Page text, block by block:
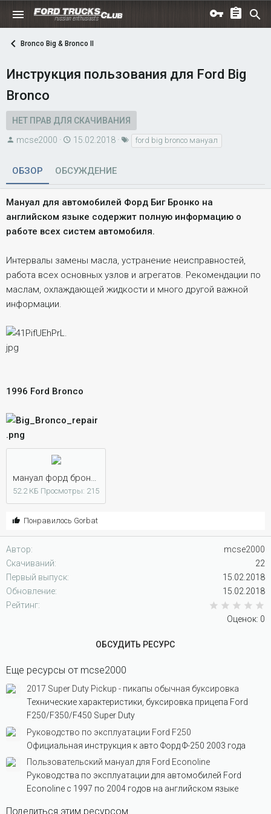
Bronco Big & Bronco II
Инструкция пользования для Ford Big
Bronco
НЕТ ПРАВ ДЛЯ СКАЧИВАНИЯ
А
т
mcse2000
Д
т
о
з
д
н
и
я
15.02.2018
Тford big bronco мануал
ОБЗОР ОБСУЖДЕНИЕ
Мануал для автомобилей Форд Биг Бронко на
английском языке содержит полную информацию о
работе всех систем автомобиля.
Интервалы замены масла, устранение неисправностей,
работа всех основных узлов и агрегатов. Рекомендации по
маслам, охлаждающей жидкости и много другой важной
информации.
1996 Ford Bronco
мануал форд бронко скачать.jpg
52.2 КБ Просмотры: 215
С
п
а
т
и
и
Понравилось Gorbat
Автор
mcse2000
Скачиваний
22
Первый выпуск
15.02.2018
Обновление
15.02.2018
Рейтинг
Оценок: 0
ОБСУДИТЬ РЕСУРС
Еще ресурсы от mcse2000
2017 Super Duty Pickup - пикапы обычная буксировка
Технические характеристики, буксировка прицепа Ford
F250/F350/F450 Super Duty
Руководство по эксплуатации Ford F250
Официальная инструкция к авто Форд Ф-250 2003 года
Пользовательский мануал для Ford Econoline
Руководства по эксплуатации для автомобилей Ford
Econoline с 1997 по 2004 годов на английском языке
Поделиться этим ресурсом